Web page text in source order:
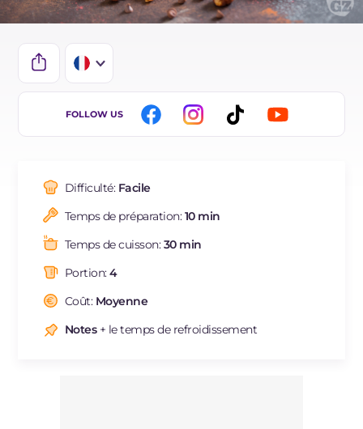
IT
ES
BR
NL
FOLLOW US
Difficulté: Facile
Temps de préparation:10 min
Temps de cuisson:30 min
Portion:4
Coût: Moyenne
Notes+ le temps de refroidissement